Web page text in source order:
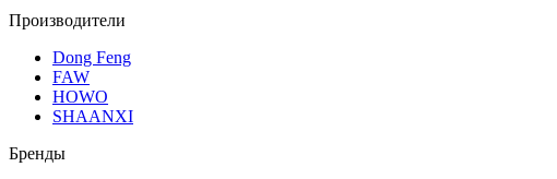
Производители
Dong Feng
FAW
HOWO
SHAANXI
Бренды